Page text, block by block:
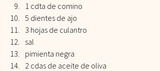
1 cdta de comino
5 dientes de ajo
3 hojas de culantro
sal
pimienta negra
2 cdas de aceite de oliva